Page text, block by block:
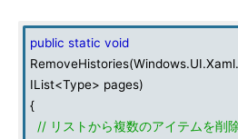
public static void
IList<Type> pages)
{
// リストから複数のアイテムを削